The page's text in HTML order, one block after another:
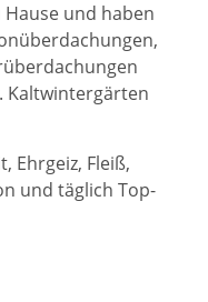
und haben
Kaltwintergärten
Ehrgeiz, Fleiß,
und täglich Top-